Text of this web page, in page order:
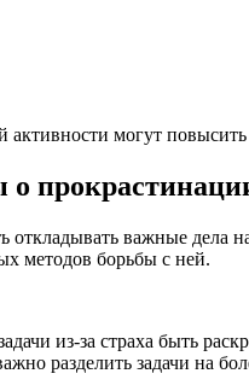
могут
откладывать важные дела
методов борьбы с ней.
из-за страха быть
разделить задачи на